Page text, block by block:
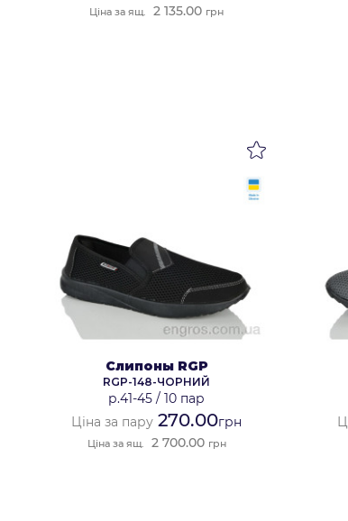
Ціна за ящ. 2 135.00 грн
Слипоны RGP
RGP-148-ЧОРНИЙ
р.41-45 /10 пар
Ціна за пару 270.00грн
Ціна за ящ. 2 700.00 грн